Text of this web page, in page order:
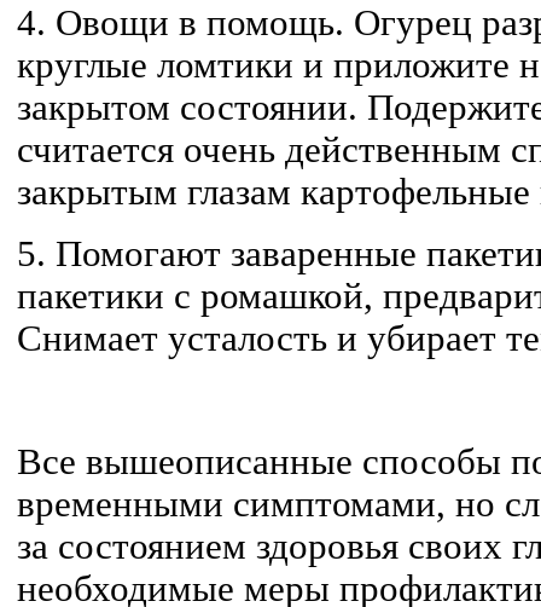
4. Овощи в помощь. Огурец
круглые ломтики и приложите
закрытом состоянии.
считается очень действенным
закрытым глазам картофельные
5. Помогают заваренные
пакетики с ромашкой,
Снимает усталость и убирает
Все вышеописанные способы
временными симптомами, но
за состоянием здоровья своих
необходимые меры